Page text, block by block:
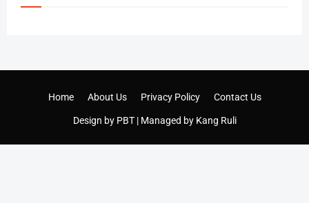
Design by PBT| Managed by Kang Ruli
Home About Us Privacy Policy Contact Us